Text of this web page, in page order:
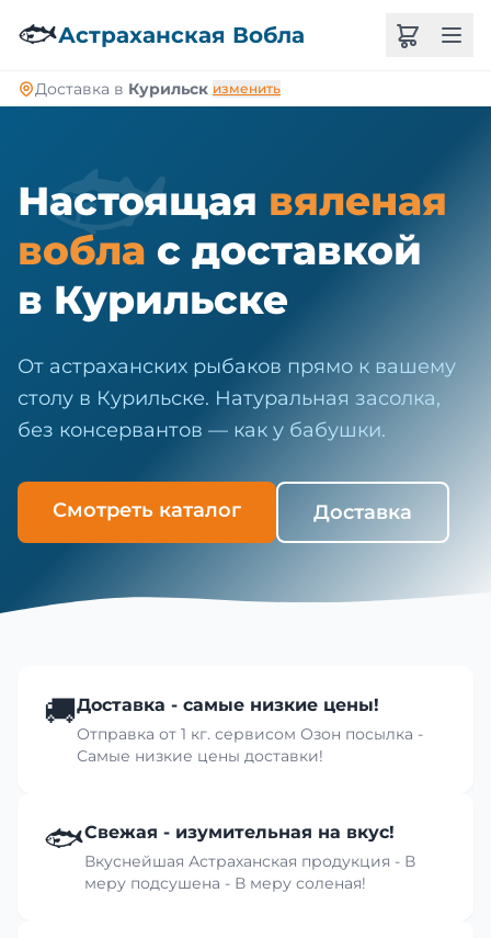
🐟Астраханская Вобла
Доставка в Курильск изменить
🐟
Настоящая вяленая
вобла с доставкой
в Курильске
От астраханских рыбаков прямо к вашему
столу в Курильске. Натуральная засолка,
без консервантов — как у бабушки.
Смотреть каталог Доставка
🚚Доставка - самые низкие цены!
Отправка от 1 кг. сервисом Озон посылка -
Самые низкие цены доставки!
🐟Свежая - изумительная на вкус!
Вкуснейшая Астраханская продукция - В
меру подсушена - В меру соленая!